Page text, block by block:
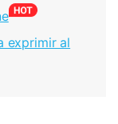
exprimir al